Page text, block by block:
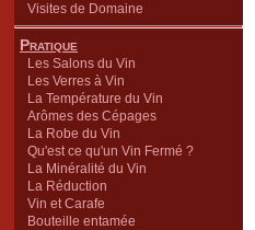
Visites de Domaine
Pratique
Les Salons du Vin
Les Verres à Vin
La Température du Vin
Arômes des Cépages
La Robe du Vin
Qu'est ce qu'un Vin Fermé ?
La Minéralité du Vin
La Réduction
Vin et Carafe
Bouteille entamée